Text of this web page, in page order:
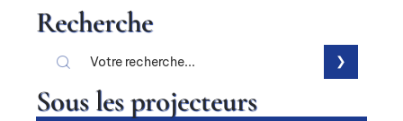
Recherche
Sous les projecteurs